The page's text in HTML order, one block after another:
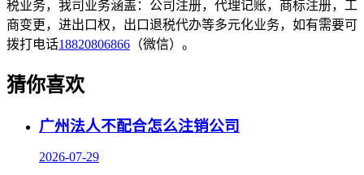
税业务，我司业务涵盖：公司注册，代理记账，商标注册，工
商变更，进出口权，出口退税代办等多元化业务，如有需要可
拨打电话18820806866 （微信）。
猜你喜欢
广州法人不配合怎么注销公司
2026-07-29